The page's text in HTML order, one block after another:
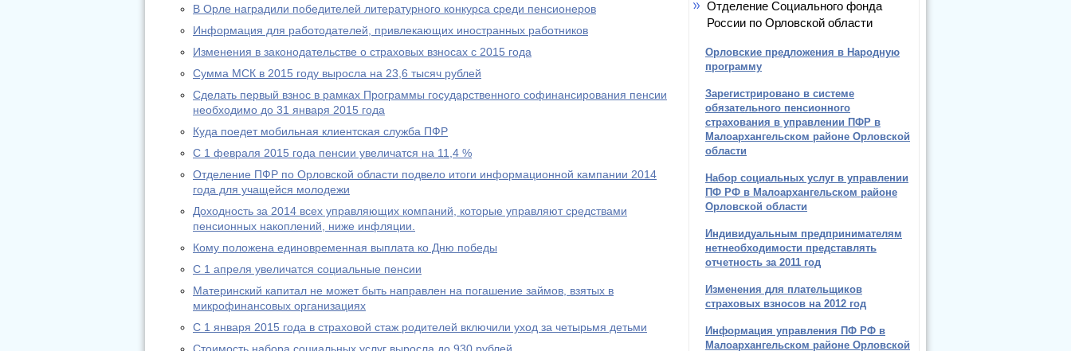
В Орле наградили победителей литературного конкурса среди пенсионеров
Информация для работодателей, привлекающих иностранных работников
Изменения в законодательстве о страховых взносах с 2015 года
Сумма МСК в 2015 году выросла на 23,6 тысяч рублей
Сделать первый взнос в рамках Программы государственного софинансирования пенсии
необходимо до 31 января 2015 года
Куда поедет мобильная клиентская служба ПФР
С 1 февраля 2015 года пенсии увеличатся на 11,4 %
Отделение ПФР по Орловской области подвело итоги информационной кампании 2014
года для учащейся молодежи
Доходность за 2014 всех управляющих компаний, которые управляют средствами
пенсионных накоплений, ниже инфляции.
Кому положена единовременная выплата ко Дню победы
С 1 апреля увеличатся социальные пенсии
Материнский капитал не может быть направлен на погашение займов, взятых в
микрофинансовых организациях
С 1 января 2015 года в страховой стаж родителей включили уход за четырьмя детьми
Отделение Социального фонда
России по Орловской области
Орловские предложения в Народную
программу
Зарегистрировано в системе
обязательного пенсионного
страхования в управлении ПФР в
Малоархангельском районе Орловской
области
Набор социальных услуг в управлении
ПФ РФ в Малоархангельском районе
Орловской области
Индивидуальным предпринимателям
нетнеобходимости представлять
отчетность за 2011 год
Изменения для плательщиков
страховых взносов на 2012 год
Информация управления ПФ РФ в
Малоархангельском районе Орловской